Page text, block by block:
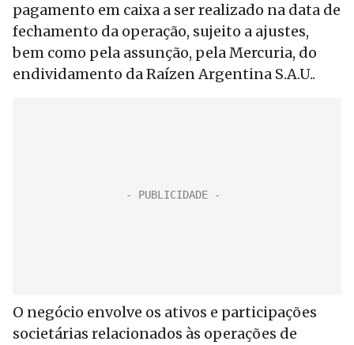
pagamento em caixa a ser realizado na data de
fechamento da operação, sujeito a ajustes,
bem como pela assunção, pela Mercuria, do
endividamento da Raízen Argentina S.A.U..
O negócio envolve os ativos e participações
societárias relacionados às operações de